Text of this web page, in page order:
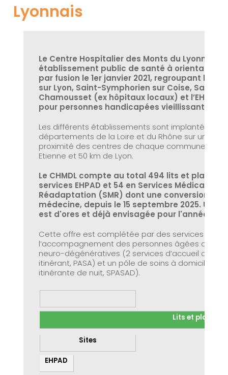
Lyonnais
Le Centre Hospitalier des Monts du Lyonnais
établissement public de santé à orientation
par fusion le 1er janvier 2021, regroupant les
sur Lyon, Saint-Symphorien sur Coise, Saint-
Chamousset (ex hôpitaux locaux) et l’EHPAD/
pour personnes handicapées vieillissantes de
Les différents établissements sont implantés sur
départements de la Loire et du Rhône sur un
proximité des centres de chaque commune, à
Etienne et 50 km de Lyon.
Le CHMDL compte au total 494 lits et places
services EHPAD et 54 en Services Médicaux et
Réadaptation (SMR) dont une conversion en
médecine, depuis le 15 septembre 2025. Une
est d'ores et déjà envisagée pour l'année
Cette offre est complétée par des services
l’accompagnement des personnes âgées
neuro-dégénératives (2 services d’accueil de
itinérant, PASA) et un pôle de soins à domicile
itinérante de nuit, SPASAD).
Lits et places
Sites
EHPAD